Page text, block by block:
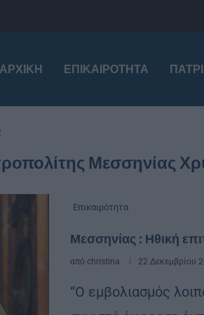
ΑΡΧΙΚΉ ΕΠΙΚΑΙΡΌΤΗΤΑ
Μεσσηνίας
Επικαιρότητα
Μεσσηνίας : Ηθική
από christina 22 Δεκεμβρίου
“Ο εμβολιασμός